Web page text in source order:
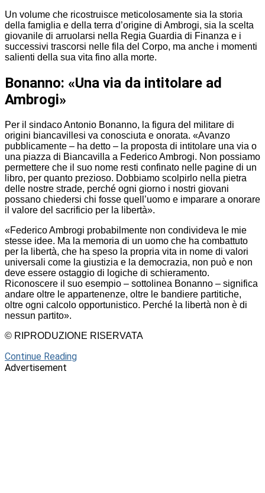
Un volume che ricostruisce meticolosamente sia la storia
della famiglia e della terra d’origine di Ambrogi, sia la scelta
giovanile di arruolarsi nella Regia Guardia di Finanza e i
successivi trascorsi nelle fila del Corpo, ma anche i momenti
salienti della sua vita fino alla morte.
Bonanno: «Una via da intitolare ad
Ambrogi»
Per il sindaco Antonio Bonanno, la figura del militare di
origini biancavillesi va conosciuta e onorata. «Avanzo
pubblicamente – ha detto – la proposta di intitolare una via o
una piazza di Biancavilla a Federico Ambrogi. Non possiamo
permettere che il suo nome resti confinato nelle pagine di un
libro, per quanto prezioso. Dobbiamo scolpirlo nella pietra
delle nostre strade, perché ogni giorno i nostri giovani
possano chiedersi chi fosse quell’uomo e imparare a onorare
il valore del sacrificio per la libertà».
«Federico Ambrogi probabilmente non condivideva le mie
stesse idee. Ma la memoria di un uomo che ha combattuto
per la libertà, che ha speso la propria vita in nome di valori
universali come la giustizia e la democrazia, non può e non
deve essere ostaggio di logiche di schieramento.
Riconoscere il suo esempio – sottolinea Bonanno – significa
andare oltre le appartenenze, oltre le bandiere partitiche,
oltre ogni calcolo opportunistico. Perché la libertà non è di
nessun partito».
© RIPRODUZIONE RISERVATA
Continue Reading
Advertisement